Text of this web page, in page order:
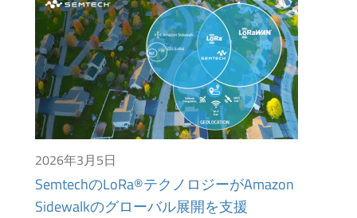
2026年3月5日
SemtechのLoRa®テクノロジーがAmazon
Sidewalkのグローバル展開を支援